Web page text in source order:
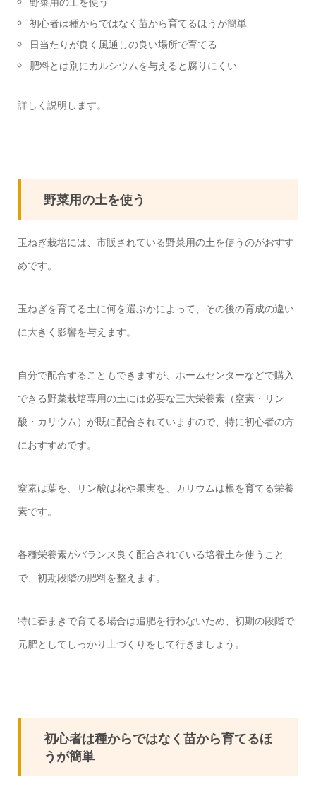
初心者は種からではなく苗から育てるほうが簡単
日当たりが良く風通しの良い場所で育てる
肥料とは別にカルシウムを与えると腐りにくい
詳しく説明します。
野菜用の土を使う
玉ねぎ栽培には、市販されている野菜用の土を使うのがおすす
めです。
玉ねぎを育てる土に何を選ぶかによって、その後の育成の違い
に大きく影響を与えます。
自分で配合することもできますが、ホームセンターなどで購入
できる野菜栽培専用の土には必要な三大栄養素（窒素・リン
酸・カリウム）が既に配合されていますので、特に初心者の方
におすすめです。
窒素は葉を、リン酸は花や果実を、カリウムは根を育てる栄養
素です。
各種栄養素がバランス良く配合されている培養土を使うこと
で、初期段階の肥料を整えます。
特に春まきで育てる場合は追肥を行わないため、初期の段階で
元肥としてしっかり土づくりをして行きましょう。
初心者は種からではなく苗から育てるほ
うが簡単